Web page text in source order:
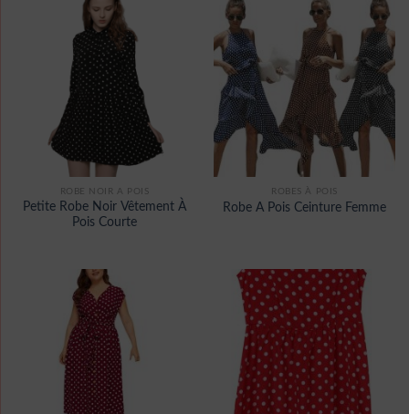
ROBE NOIR A POIS
Petite Robe Noir Vêtement À
Pois Courte
ROBES À POIS
Robe A Pois Ceinture Femme